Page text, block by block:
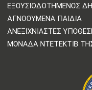
ΕΞΟΥΣΙΟΔΟΤΗΜΈΝΟΣ
ΑΓΝΟΟΎΜΕΝΑ ΠΑΙΔΙΆ
ΑΝΕΞΙΧΝΊΑΣΤΕΣ
ΜΟΝΆΔΑ ΝΤΕΤΈΚΤΙΒ